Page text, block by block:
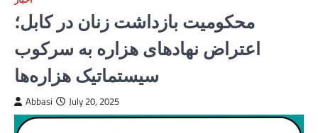
محکومیت بازداشت زنان در کابل؛
اعتراض نهادهای هزاره به سرکوب
سیستماتیک هزاره‌ها
Abbasi July 20, 2025